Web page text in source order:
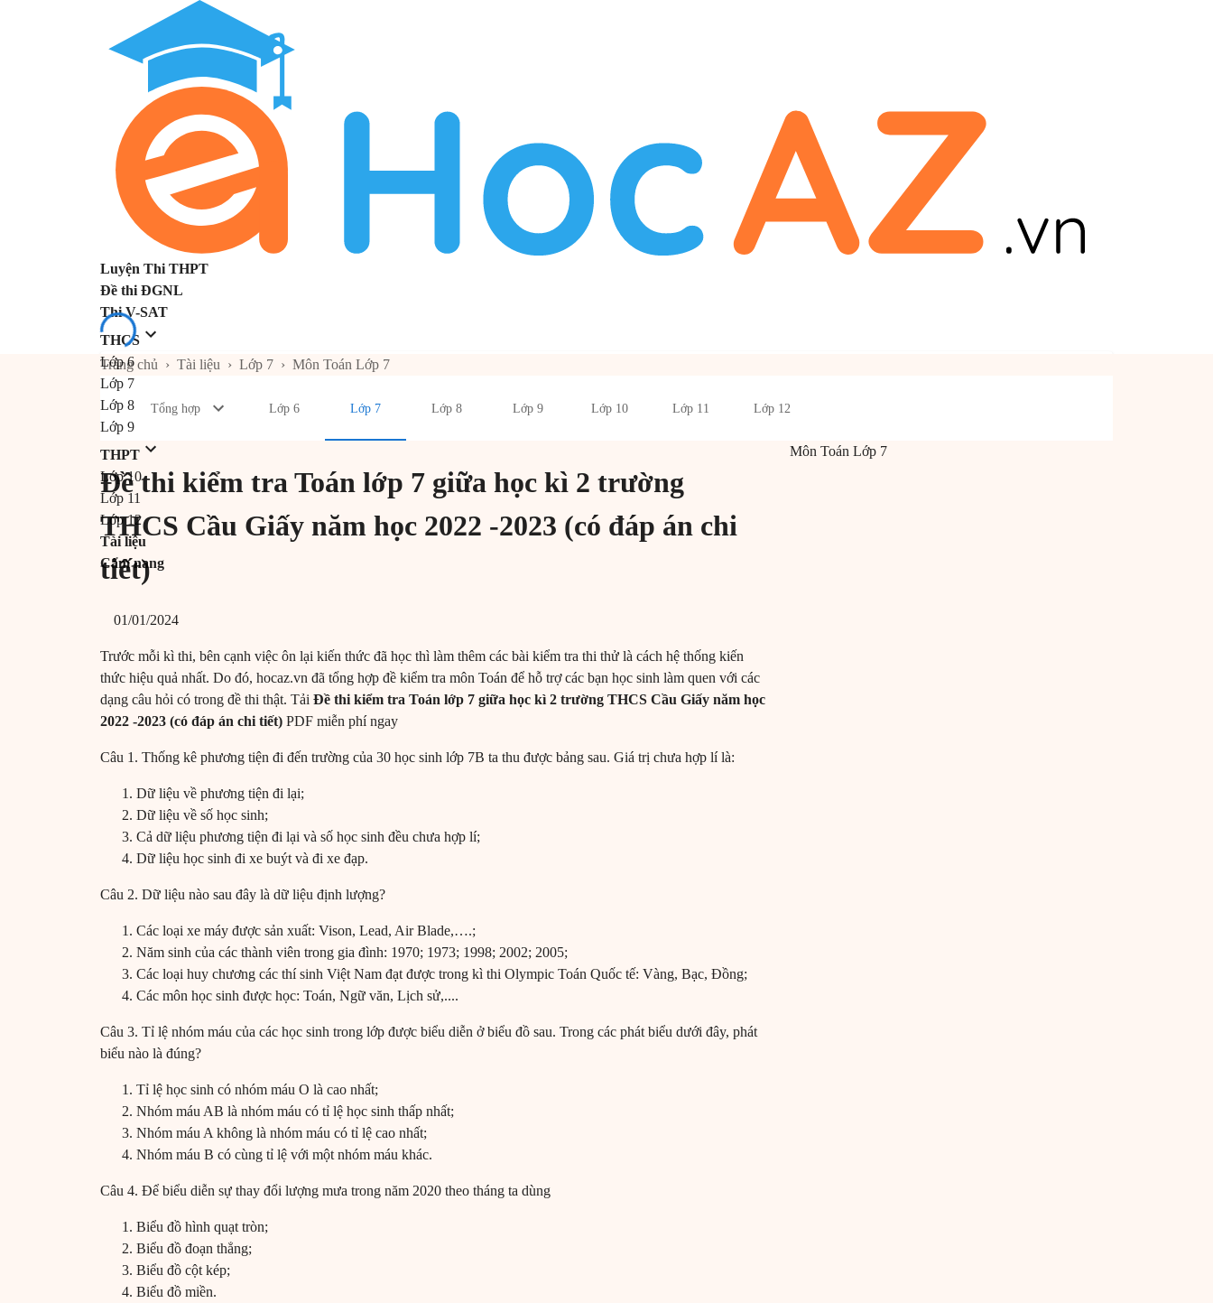
Luyện Thi THPT
Đề thi ĐGNL
Thi V-SAT
THCS
Lớp 6
Lớp 7
Lớp 8
Lớp 9
THPT
Lớp 10
Lớp 11
Lớp 12
Tài liệu
Cẩm nang
Trang chủ › Tài liệu › Lớp 7 › Môn Toán Lớp 7
Tổng hợp Lớp 6 Lớp 7 Lớp 8 Lớp 9 Lớp 10 Lớp 11 Lớp 12
Đề thi kiểm tra Toán lớp 7 giữa học kì 2 trường
THCS Cầu Giấy năm học 2022 -2023 (có đáp án chi
tiết)
01/01/2024
Trước mỗi kì thi, bên cạnh việc ôn lại kiến thức đã học thì làm thêm các bài kiểm tra thi thử là cách hệ thống kiến
thức hiệu quả nhất. Do đó, hocaz.vn đã tổng hợp đề kiểm tra môn Toán để hỗ trợ các bạn học sinh làm quen với các
dạng câu hỏi có trong đề thi thật. Tải Đề thi kiểm tra Toán lớp 7 giữa học kì 2 trường THCS Cầu Giấy năm học
2022 -2023 (có đáp án chi tiết) PDF miễn phí ngay
Câu 1. Thống kê phương tiện đi đến trường của 30 học sinh lớp 7B ta thu được bảng sau. Giá trị chưa hợp lí là:
Dữ liệu về phương tiện đi lại;
Dữ liệu về số học sinh;
Cả dữ liệu phương tiện đi lại và số học sinh đều chưa hợp lí;
Dữ liệu học sinh đi xe buýt và đi xe đạp.
Câu 2. Dữ liệu nào sau đây là dữ liệu định lượng?
Các loại xe máy được sản xuất: Vison, Lead, Air Blade,….;
Năm sinh của các thành viên trong gia đình: 1970; 1973; 1998; 2002; 2005;
Các loại huy chương các thí sinh Việt Nam đạt được trong kì thi Olympic Toán Quốc tế: Vàng, Bạc, Đồng;
Các môn học sinh được học: Toán, Ngữ văn, Lịch sử,....
Câu 3. Tỉ lệ nhóm máu của các học sinh trong lớp được biểu diễn ở biểu đồ sau. Trong các phát biểu dưới đây, phát
biểu nào là đúng?
Tỉ lệ học sinh có nhóm máu O là cao nhất;
Nhóm máu AB là nhóm máu có tỉ lệ học sinh thấp nhất;
Nhóm máu A không là nhóm máu có tỉ lệ cao nhất;
Nhóm máu B có cùng tỉ lệ với một nhóm máu khác.
Câu 4. Để biểu diễn sự thay đổi lượng mưa trong năm 2020 theo tháng ta dùng
Biểu đồ hình quạt tròn;
Biểu đồ đoạn thẳng;
Biểu đồ cột kép;
Biểu đồ miền.
Môn Toán Lớp 7